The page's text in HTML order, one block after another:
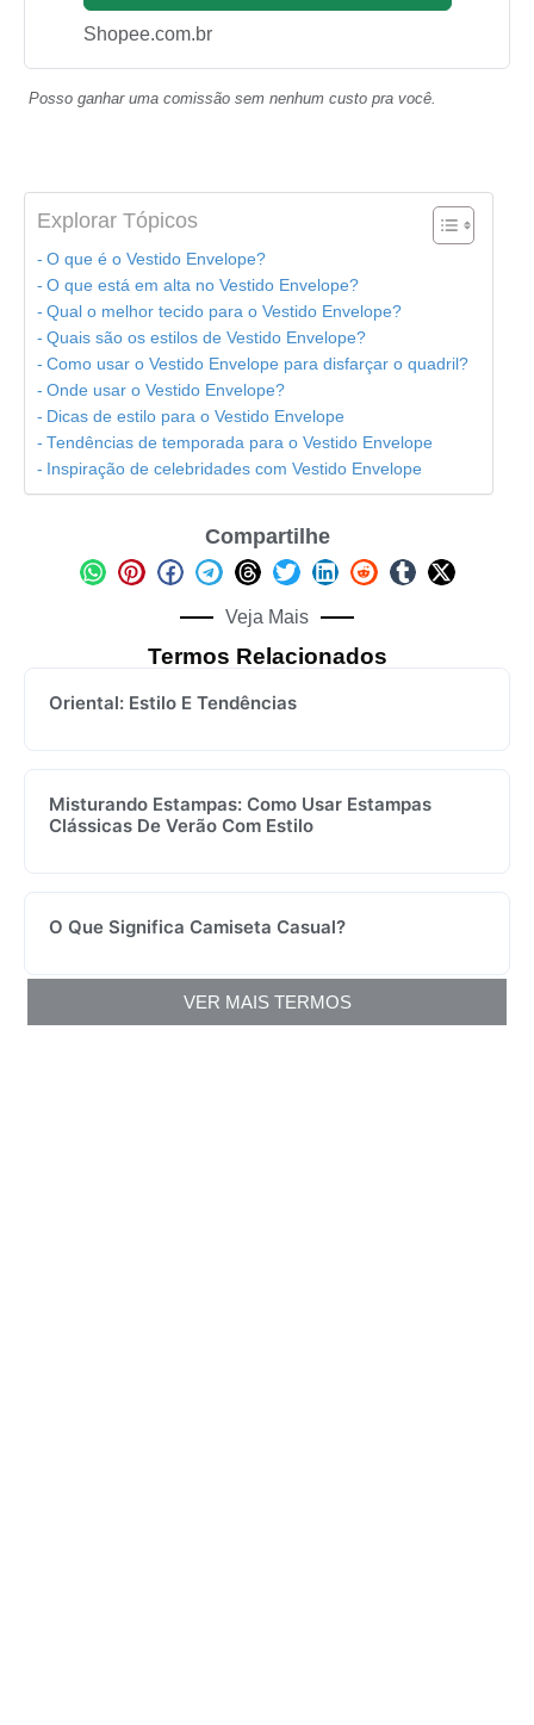
Shopee.com.br
Posso ganhar uma comissão sem nenhum custo pra você.
Explorar Tópicos
O que é o Vestido Envelope?
O que está em alta no Vestido Envelope?
Qual o melhor tecido para o Vestido Envelope?
Quais são os estilos de Vestido Envelope?
Como usar o Vestido Envelope para disfarçar o quadril?
Onde usar o Vestido Envelope?
Dicas de estilo para o Vestido Envelope
Tendências de temporada para o Vestido Envelope
Inspiração de celebridades com Vestido Envelope
Compartilhe
Veja Mais
Termos Relacionados
Oriental: Estilo E Tendências
Misturando Estampas: Como Usar Estampas
Clássicas De Verão Com Estilo
O Que Significa Camiseta Casual?
VER MAIS TERMOS